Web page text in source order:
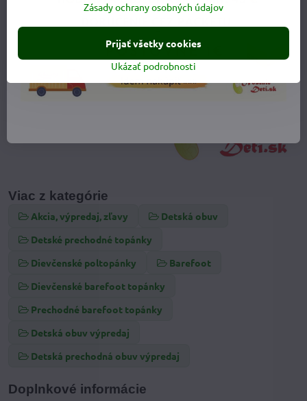
Viac z kategórie
Akcia, výpredaj, zľavy
Detská obuv
Detské prechodné topánky
Dievčenské poltopánky
Barefoot
Dievčenské barefoot topánky
Prechodné barefoot topánky
Detská obuv výpredaj
Detská prechodná obuv výpredaj
Doplnkové informácie
Zásady ochrany osobných údajov
Ukázať podrobnosti
Prijať všetky cookies